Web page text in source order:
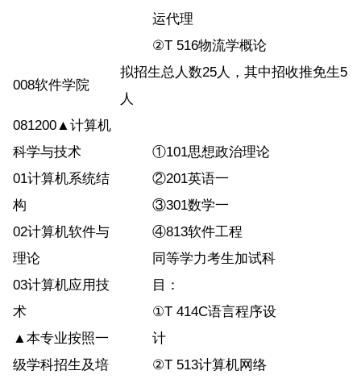
运代理
②T 516物流学概论
008软件学院
拟招生总人数25人，其中招收推免生5
人
081200▲计算机
科学与技术
01计算机系统结
构
02计算机软件与
理论
03计算机应用技
术
▲本专业按照一
级学科招生及培
①101思想政治理论
②201英语一
③301数学一
④813软件工程
同等学力考生加试科
目：
①T 414C语言程序设
计
②T 513计算机网络